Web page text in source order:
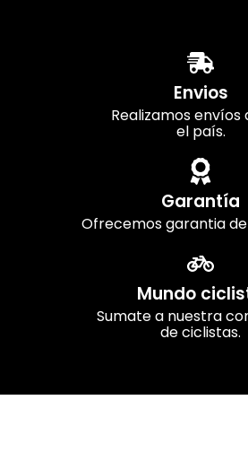
Envios
Realizamos envíos
el país.
Garantía
Ofrecemos garantia
Mundo
Sumate a nuestra
de ciclistas.